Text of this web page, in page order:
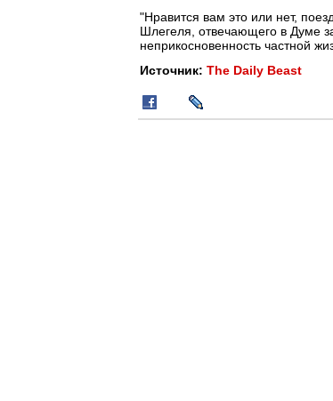
"Нравится вам это или нет,
Шлегеля, отвечающего в Думе
неприкосновенность частной
Источник: The Daily Beast